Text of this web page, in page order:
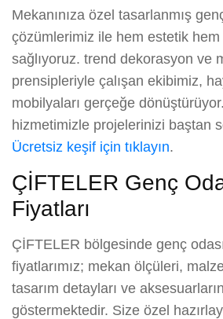
Mekanınıza özel tasarlanmış
çözümlerimiz ile hem estetik
sağlıyoruz. trend dekorasyon ve
prensipleriyle çalışan ekibimiz,
mobilyaları gerçeğe
hizmetimizle projelerinizi baştan
Ücretsiz keşif için tıklayın.
ÇİFTELER Genç
Fiyatları
ÇİFTELER bölgesinde genç
fiyatlarımız; mekan ölçüleri,
tasarım detayları ve
göstermektedir. Size özel